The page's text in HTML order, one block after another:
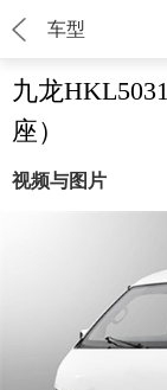
车型
九龙
座）
视频与图片